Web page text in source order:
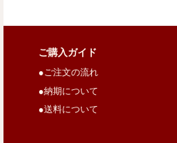
ご購入ガイド
●ご注文の流れ
●納期について
●送料について